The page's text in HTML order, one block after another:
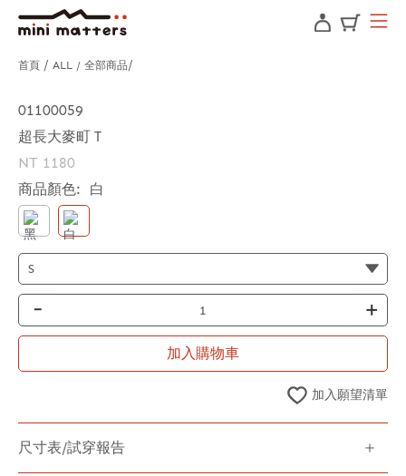
首頁 ALL / 全部商品
01100059
超長大麥町Ｔ
NT 1180
商品顏色:
白
- +
加入購物車
加入願望清單
尺寸表/試穿報告